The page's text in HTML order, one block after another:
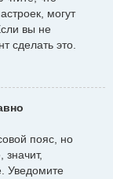
могут
вы не
сделать это.
пояс, но
Уведомите